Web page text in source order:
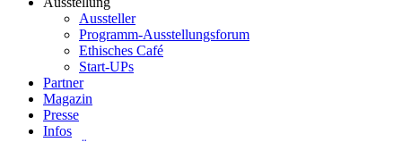
Aussteller
Programm-Ausstellungsforum
Ethisches Café
Start-UPs
Partner
Magazin
Presse
Infos